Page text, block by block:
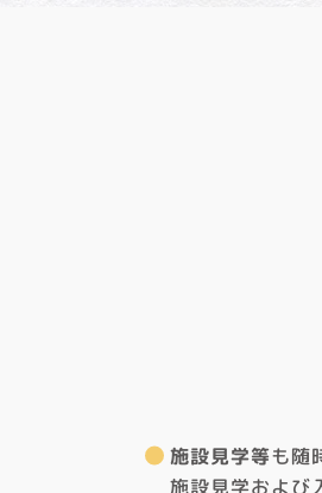
施設見学等も随
施設見学および